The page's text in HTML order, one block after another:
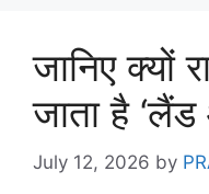
जानिए क्यों
जाता है
July 12, 2026 by